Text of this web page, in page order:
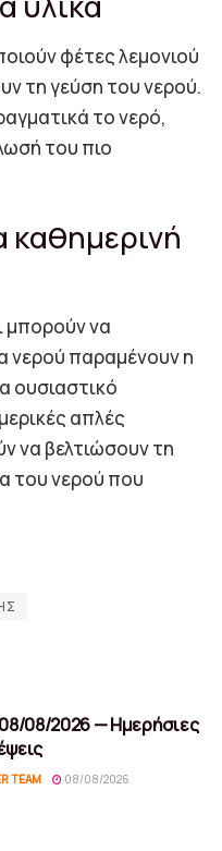
φέτες λεμονιού
τη γεύση του νερού.
το νερό,
του πιο
καθημερινή
μπορούν να
νερού παραμένουν η
ουσιαστικό
απλές
να βελτιώσουν τη
του νερού που
08/2026 — Ημερήσιες
TEAM 08/08/2026